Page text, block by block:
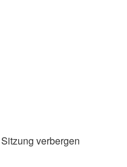
verbergen